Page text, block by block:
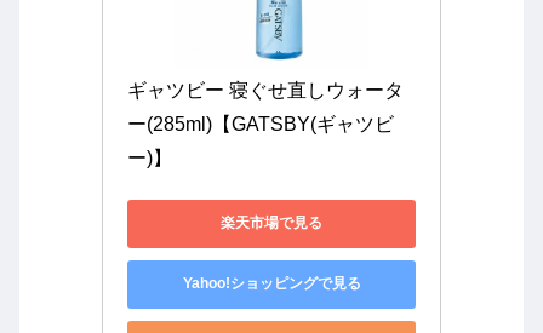
ギャツビー 寝ぐせ直しウォータ
ー(285ml)【GATSBY(ギャツビ
ー)】
楽天市場で見る
Yahoo!ショッピングで見る